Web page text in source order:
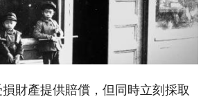
財產提供賠償，但同時立刻採取